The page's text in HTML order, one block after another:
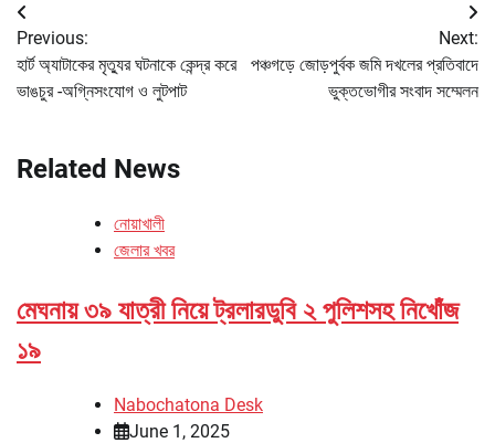
Post
navigation
Previous:
হার্ট অ্যাটাকের মৃত্যুর ঘটনাকে কেন্দ্র করে
ভাঙচুর -অগ্নিসংযোগ ও লুটপাট
Next:
পঞ্চগড়ে জোড়পুর্বক জমি দখলের প্রতিবাদে
ভুক্তভোগীর সংবাদ সম্মেলন
Related News
নোয়াখালী
জেলার খবর
মেঘনায় ৩৯ যাত্রী নিয়ে ট্রলারডুবি ২ পুলিশসহ নিখোঁজ
১৯
Nabochatona Desk
June 1, 2025